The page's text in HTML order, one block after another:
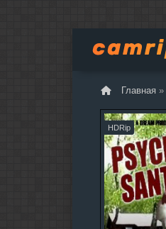
Главная »
HDRip